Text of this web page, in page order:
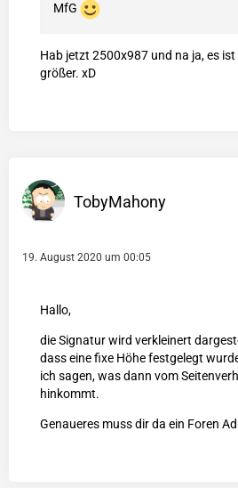
MfG
Hab jetzt 2500x987 und na ja, es
größer. xD
TobyMahony
19. August 2020 um 00:05
Hallo,
die Signatur wird verkleinert
dass eine fixe Höhe festgelegt
ich sagen, was dann vom
hinkommt.
Genaueres muss dir da ein Foren